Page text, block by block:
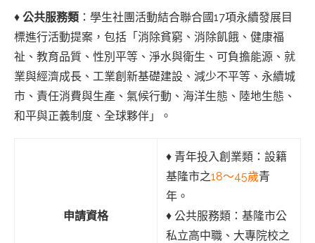
♦︎ 公共服務類 ：學生社團活動結合聯合國17項永續發展目
標進行活動提案，包括「消除貧窮、消除飢餓、健康福
祉、教育品質、性別平等、淨水與衛生、可負擔能源、就
業與經濟成長、工業創新基礎建設、減少不平等、永續城
市、責任消費與生產、氣候行動、海洋生態、陸地生態、
和平與正義制度、全球夥伴」。
申請資格
♦︎ 青年投入創業類：設籍
基隆市之18～45歲青
年。
♦︎ 公共服務類：基隆市公
私立高中職、大專院校之